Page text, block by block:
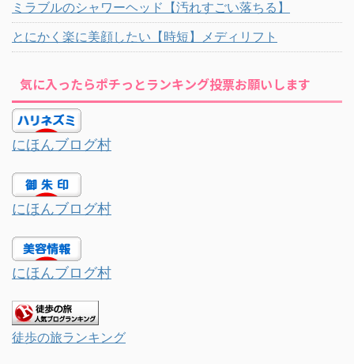
ミラブルのシャワーヘッド【汚れすごい落ちる】
とにかく楽に美顔したい【時短】メディリフト
気に入ったらポチっとランキング投票お願いします
にほんブログ村
にほんブログ村
にほんブログ村
徒歩の旅ランキング